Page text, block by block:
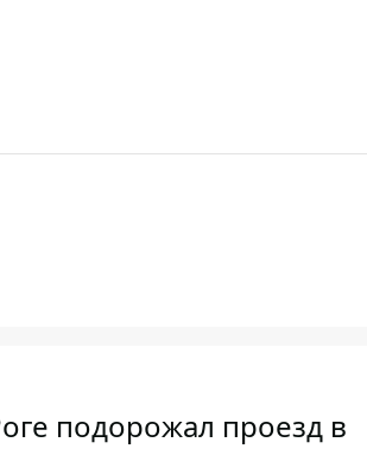
подорожал проезд в